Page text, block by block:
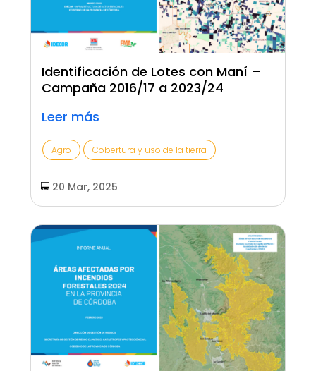
Identificación de Lotes con Maní –
Campaña 2016/17 a 2023/24
Leer más
Agro Cobertura y uso de la tierra
20 Mar, 2025